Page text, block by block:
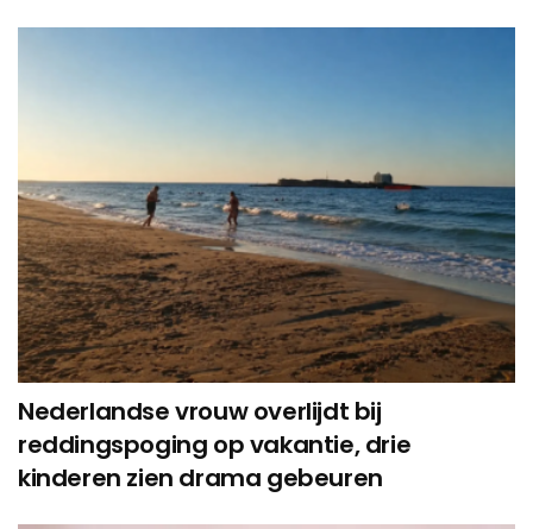
Nederlandse vrouw overlijdt bij
reddingspoging op vakantie, drie
kinderen zien drama gebeuren